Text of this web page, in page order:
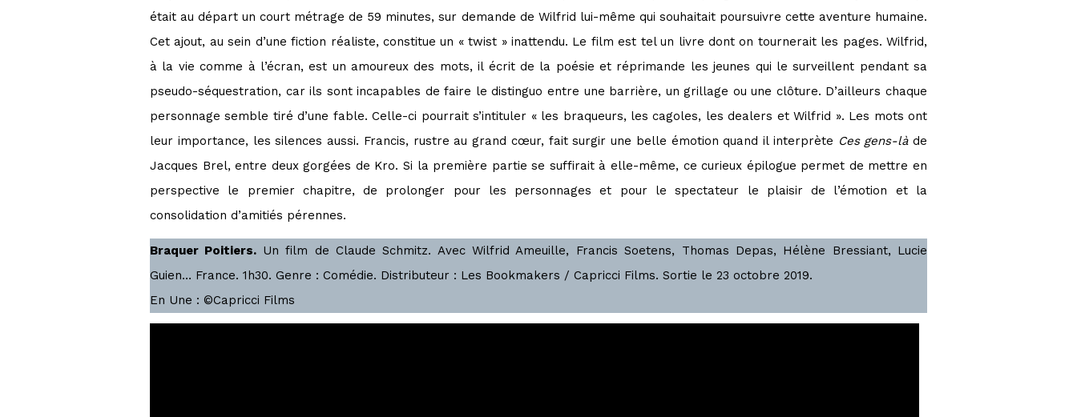
était au départ un court métrage de 59 minutes, sur demande de Wilfrid lui-même qui souhaitait poursuivre cette aventure humaine.
Cet ajout, au sein d’une fiction réaliste, constitue un « twist » inattendu. Le film est tel un livre dont on tournerait les pages. Wilfrid,
à la vie comme à l’écran, est un amoureux des mots, il écrit de la poésie et réprimande les jeunes qui le surveillent pendant sa
pseudo-séquestration, car ils sont incapables de faire le distinguo entre une barrière, un grillage ou une clôture. D’ailleurs chaque
personnage semble tiré d’une fable. Celle-ci pourrait s’intituler « les braqueurs, les cagoles, les dealers et Wilfrid ». Les mots ont
leur importance, les silences aussi. Francis, rustre au grand cœur, fait surgir une belle émotion quand il interprète Ces gens-làde
Jacques Brel, entre deux gorgées de Kro. Si la première partie se suffirait à elle-même, ce curieux épilogue permet de mettre en
perspective le premier chapitre, de prolonger pour les personnages et pour le spectateur le plaisir de l’émotion et la
consolidation d’amitiés pérennes.
Braquer Poitiers. Un film de Claude Schmitz. Avec Wilfrid Ameuille, Francis Soetens, Thomas Depas, Hélène Bressiant, Lucie
Guien… France. 1h30. Genre : Comédie. Distributeur : Les Bookmakers / Capricci Films. Sortie le 23 octobre 2019.
En Une : ©Capricci Films